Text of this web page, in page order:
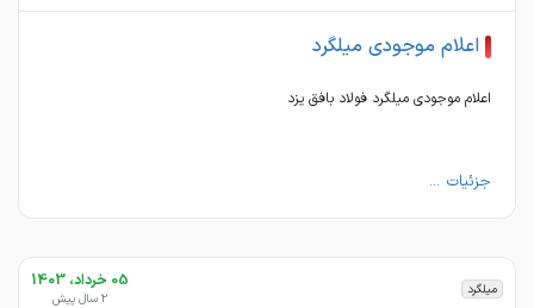
اعلام موجودی میلگرد
اعلام موجودی میلگرد فولاد بافق یزد
جزئیات ...
میلگرد 05 خرداد، 1403
2 سال پیش